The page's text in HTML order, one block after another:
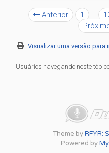
Anterior 1 …
Visualizar uma versão para
Usuários navegando neste
Theme byRFYR:
Powered by